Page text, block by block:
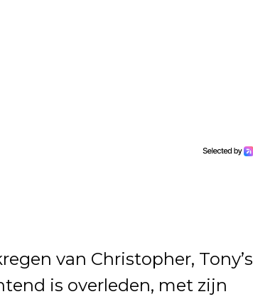
van Christopher, Tony’s
is overleden, met zijn